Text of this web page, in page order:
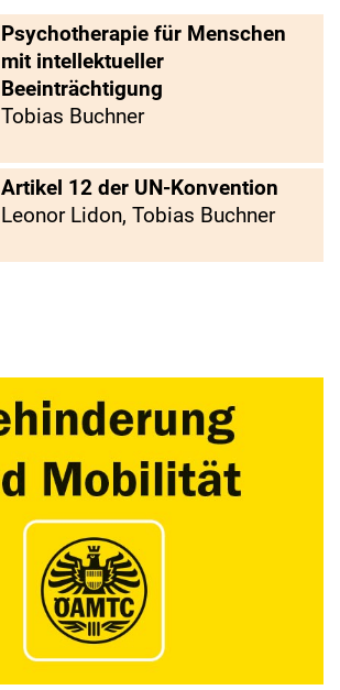
Psychotherapie für Menschen
mit intellektueller
Beeinträchtigung
Tobias Buchner
Artikel 12 der UN-Konvention
Leonor Lidon, Tobias Buchner